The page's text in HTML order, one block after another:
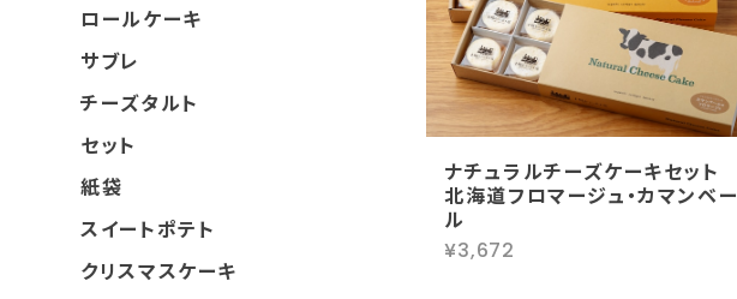
ナチュラルチーズケーキセット
北海道フロマージュ・カマンベー
ル
¥3,672
ロールケーキ
サブレ
チーズタルト
セット
紙袋
スイートポテト
クリスマスケーキ